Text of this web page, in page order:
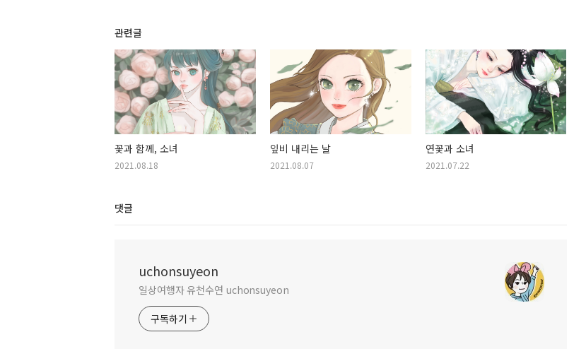
관련글
꽃과 함께, 소녀
2021.08.18
잎비 내리는 날
2021.08.07
연꽃과 소녀
2021.07.22
댓글
uchonsuyeon
일상여행자 유천수연 uchonsuyeon
구독하기